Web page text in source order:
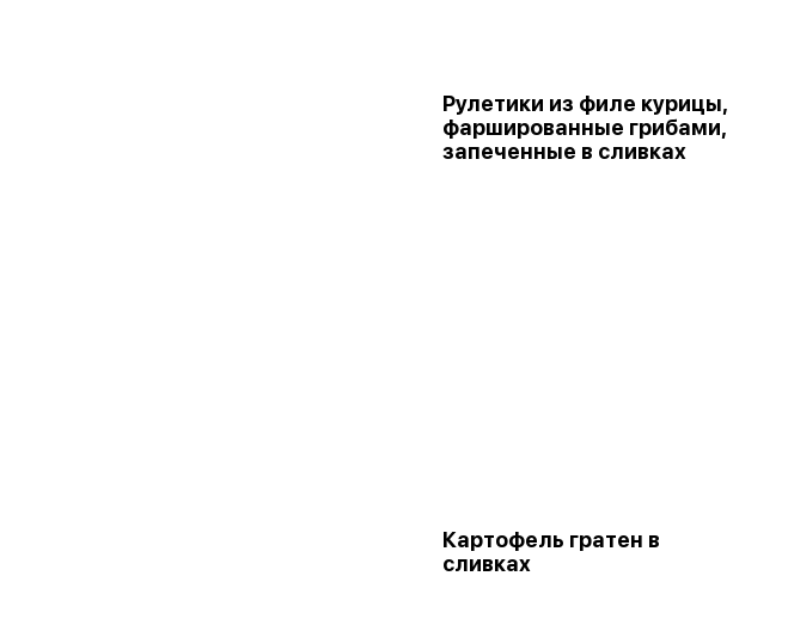
Рулетики из филе курицы,
фаршированные грибами,
запеченные в сливках
Картофель гратен в
сливках